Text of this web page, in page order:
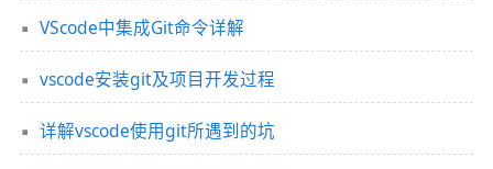
VScode中集成Git命令详解
vscode安装git及项目开发过程
详解vscode使用git所遇到的坑